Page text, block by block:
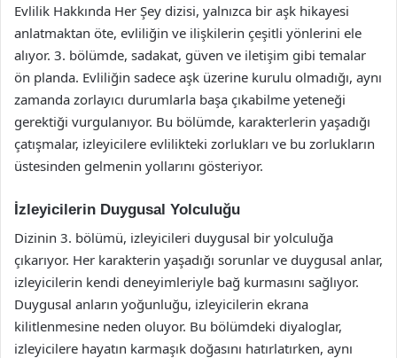
Evlilik Hakkında Her Şey dizisi, yalnızca bir aşk hikayesi
anlatmaktan öte, evliliğin ve ilişkilerin çeşitli yönlerini ele
alıyor. 3. bölümde, sadakat, güven ve iletişim gibi temalar
ön planda. Evliliğin sadece aşk üzerine kurulu olmadığı, aynı
zamanda zorlayıcı durumlarla başa çıkabilme yeteneği
gerektiği vurgulanıyor. Bu bölümde, karakterlerin yaşadığı
çatışmalar, izleyicilere evlilikteki zorlukları ve bu zorlukların
üstesinden gelmenin yollarını gösteriyor.
İzleyicilerin Duygusal Yolculuğu
Dizinin 3. bölümü, izleyicileri duygusal bir yolculuğa
çıkarıyor. Her karakterin yaşadığı sorunlar ve duygusal anlar,
izleyicilerin kendi deneyimleriyle bağ kurmasını sağlıyor.
Duygusal anların yoğunluğu, izleyicilerin ekrana
kilitlenmesine neden oluyor. Bu bölümdeki diyaloglar,
izleyicilere hayatın karmaşık doğasını hatırlatırken, aynı